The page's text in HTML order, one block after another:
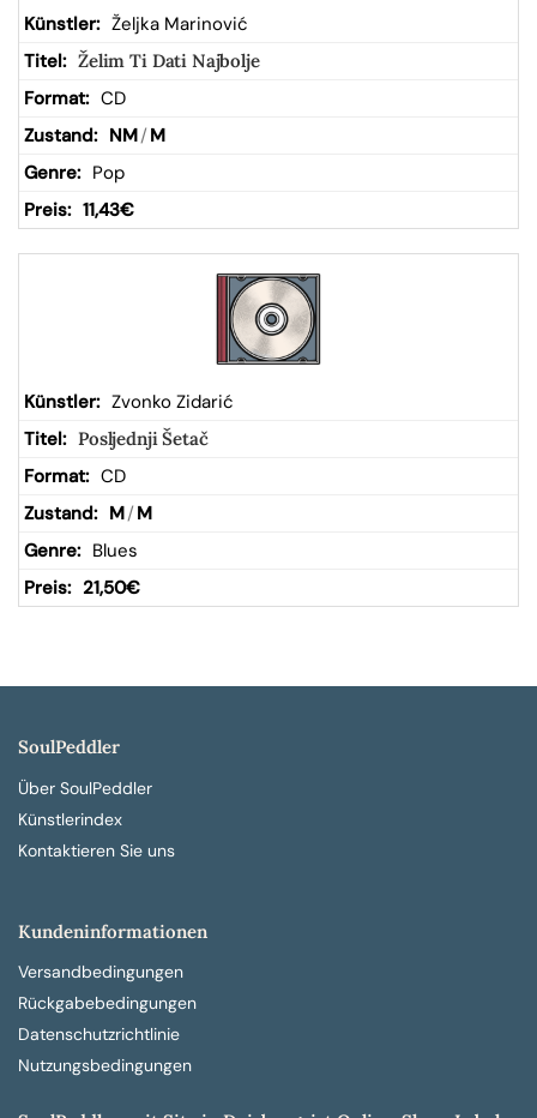
Željka Marinović
Želim Ti Dati Najbolje
CD
NM/ M
Pop
11,43€
Zvonko Zidarić
Posljednji Šetač
CD
M/ M
Blues
21,50€
SoulPeddler
Über SoulPeddler
Künstlerindex
Kontaktieren Sie uns
Kundeninformationen
Versandbedingungen
Rückgabebedingungen
Datenschutzrichtlinie
Nutzungsbedingungen